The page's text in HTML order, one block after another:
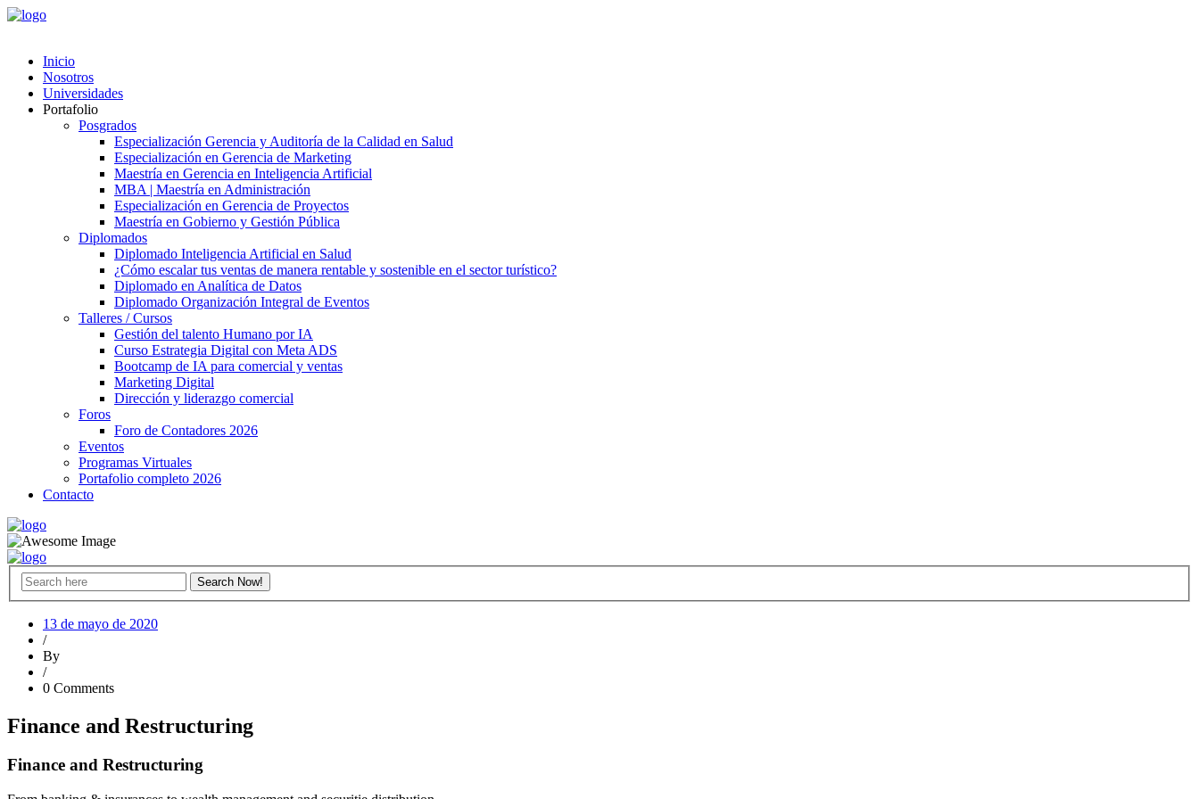
Inicio
Nosotros
Universidades
Portafolio
Posgrados
Especialización Gerencia y Auditoría de la Calidad en Salud
Especialización en Gerencia de Marketing
Maestría en Gerencia en Inteligencia Artificial
MBA | Maestría en Administración
Especialización en Gerencia de Proyectos
Maestría en Gobierno y Gestión Pública
Diplomados
Diplomado Inteligencia Artificial en Salud
¿Cómo escalar tus ventas de manera rentable y sostenible en el sector turístico?
Diplomado en Analítica de Datos
Diplomado Organización Integral de Eventos
Talleres / Cursos
Gestión del talento Humano por IA​
Curso Estrategia Digital con Meta ADS
Bootcamp de IA para comercial y ventas
Marketing Digital
Dirección y liderazgo comercial
Foros
Foro de Contadores 2026
Eventos
Programas Virtuales
Portafolio completo 2026
Contacto
13 de mayo de 2020
/
By
/
0 Comments
Finance and Restructuring
Finance and Restructuring